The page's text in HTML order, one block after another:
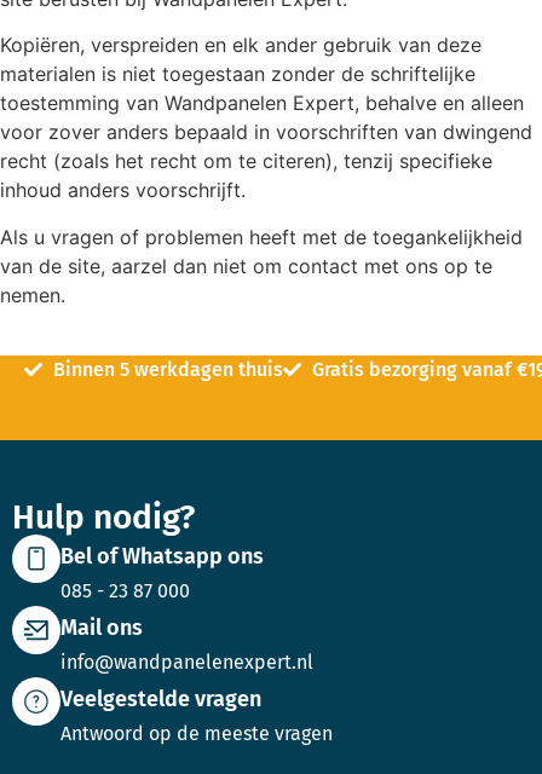
Kopiëren, verspreiden en elk ander gebruik van deze
materialen is niet toegestaan zonder de schriftelijke
toestemming van Wandpanelen Expert, behalve en alleen
voor zover anders bepaald in voorschriften van dwingend
recht (zoals het recht om te citeren), tenzij specifieke
inhoud anders voorschrijft.
Als u vragen of problemen heeft met de toegankelijkheid
van de site, aarzel dan niet om contact met ons op te
nemen.
Binnen 5 werkdagen thuis Gratis bezorging vanaf
Hulp nodig?
Bel of Whatsapp ons
085 - 23 87 000
Mail ons
info@wandpanelenexpert.nl
Veelgestelde vragen
Antwoord op de meeste vragen